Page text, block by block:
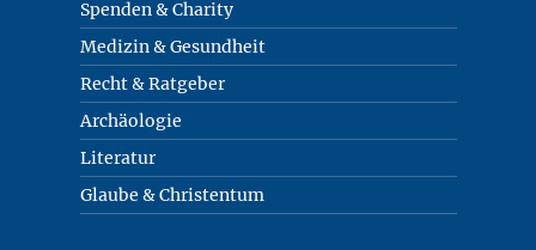
Spenden & Charity
Medizin & Gesundheit
Recht & Ratgeber
Archäologie
Literatur
Glaube & Christentum